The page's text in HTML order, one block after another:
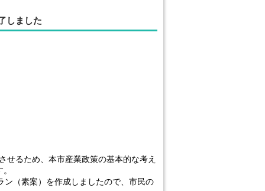
しました
るため、本市産業政策の基本的な考え
ン（素案）を作成しましたので、市民の